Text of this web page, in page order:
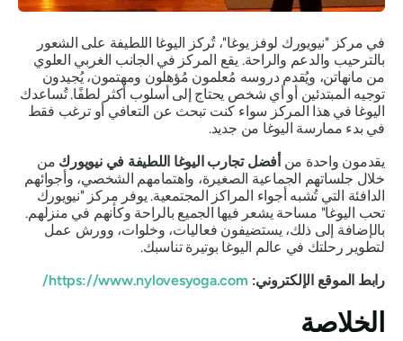
في مركز "نيويورك لوفز يوغا"، تُركز اليوغا اللطيفة على الشعور
بالترحيب والدعم والراحة. يقع المركز في الجانب الغربي العلوي
من مانهاتن، ويُقدم دروسه مُعلمون مُؤهلون ومهتمون، يُجيدون
توجيه المبتدئين أو أي شخص يحتاج إلى أسلوب أكثر لطفًا. تُساعدك
اليوغا في هذا المركز سواء كنت تبحث عن التعافي أو ترغب فقط
في بدء ممارسة اليوغا من جديد.
يقدمون واحدة منأفضل تجارب اليوغا اللطيفة في نيويوركمن
خلال جلساتهم الجماعية الصغيرة، واهتمامهم الشخصي، وأجوائهم
الدافئة التي تُشبه أجواء المراكز المجتمعية. يوفر مركز "نيويورك
تحب اليوغا" مساحة يشعر فيها الجميع بالراحة وكأنهم في منزلهم.
بالإضافة إلى ذلك، يستضيفون فعاليات، وخلوات، وورش عمل
لتطوير رحلتك في عالم اليوغا بوتيرة تناسبك.
رابط الموقع الإلكتروني: https://www.nylovesyoga.com/
الخلاصة